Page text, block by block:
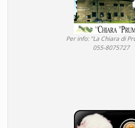
Per info: "La Chiara di
055-8075727